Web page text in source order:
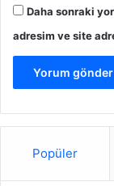
Daha sonraki
adresim ve site
Popüler